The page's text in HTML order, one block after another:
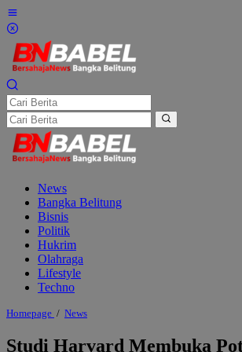
Lewati
ke
konten
News
Bangka Belitung
Bisnis
Politik
Hukrim
Olahraga
Lifestyle
Techno
Homepage / NewsStudi
Membuka
Studi Harvard Membuka